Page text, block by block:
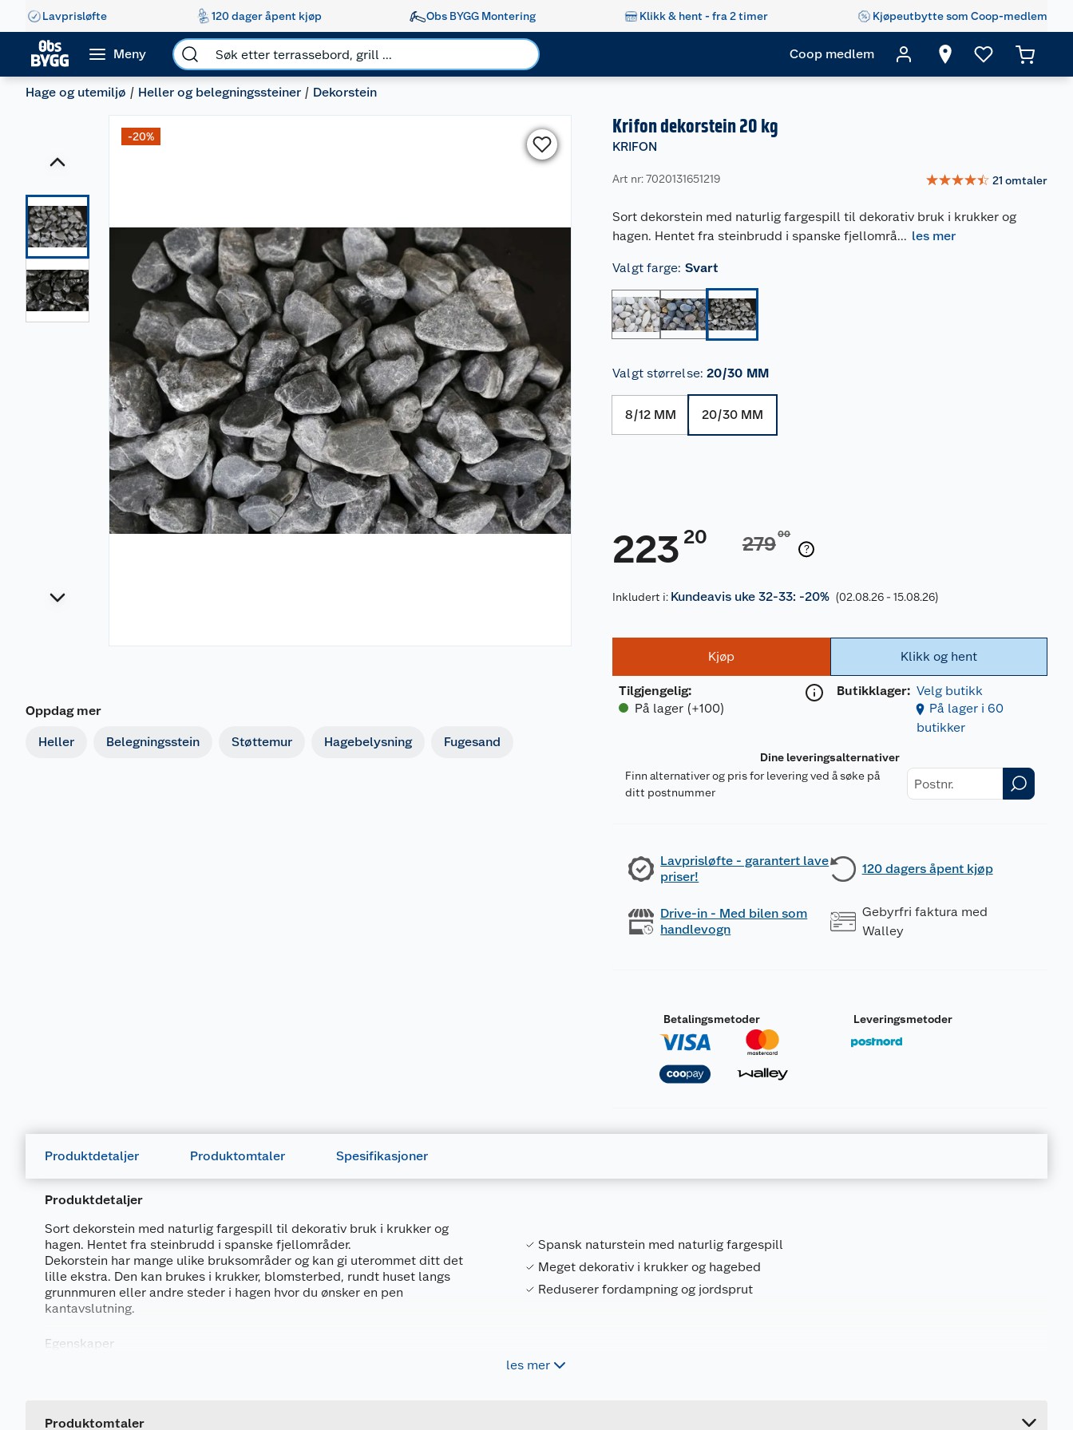
Lavprisløfte 120 dager åpent kjøp Obs BYGG Montering Klikk & hent - fra 2 timer Kjøpeutbytte som Coop-medlem
Meny Coop medlem
Hage og utemiljø Heller og belegningssteiner Dekorstein
-20%
Oppdag mer
Heller Belegningsstein Støttemur Hagebelysning Fugesand
Krifon dekorstein 20 kg
KRIFON
Art nr: 7020131651219 ☆☆☆☆☆ 21 omtaler
Sort dekorstein med naturlig fargespill til dekorativ bruk i krukker og
hagen. Hentet fra steinbrudd i spanske fjellområ... les mer
Valgt farge: Svart
Valgt størrelse: 20/30 MM
8/12 MM 20/30 MM
223 20 27900
Inkludert i: Kundeavis uke 32-33: -20% (02.08.26 - 15.08.26)
Kjøp
Tilgjengelig:
På lager (+100)
Klikk og hent
Butikklager: Velg butikk
På lager i 60
butikker
Dine leveringsalternativer
Finn alternativer og pris for levering ved å søke på
ditt postnummer
Lavprisløfte - garantert lave
priser!
120 dagers åpent kjøp
Drive-in - Med bilen som
handlevogn
Gebyrfri faktura med
Walley
Betalingsmetoder Leveringsmetoder
Produktdetaljer Produktomtaler Spesifikasjoner
Produktdetaljer
Sort dekorstein med naturlig fargespill til dekorativ bruk i krukker og
hagen. Hentet fra steinbrudd i spanske fjellområder.
Dekorstein har mange ulike bruksområder og kan gi uterommet ditt det
lille ekstra. Den kan brukes i krukker, blomsterbed, rundt huset langs
grunnmuren eller andre steder i hagen hvor du ønsker en pen
kantavslutning.
Egenskaper
Spansk naturstein med naturlig fargespill
Meget dekorativ i krukker og hagebed
Reduserer fordampning og jordsprut
les mer
Produktomtaler
Leverandørens artikkelnummer
Forpakningsmål